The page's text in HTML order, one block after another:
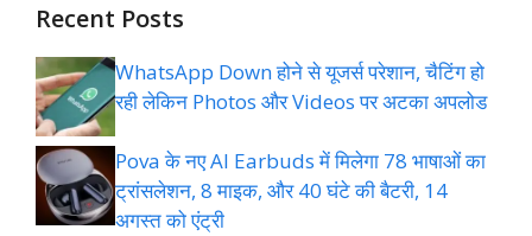
Recent Posts
WhatsApp Down होने से यूजर्स परेशान, चैटिंग हो
रही लेकिन Photos और Videos पर अटका अपलोड
Pova के नए AI Earbuds में मिलेगा 78 भाषाओं का
ट्रांसलेशन, 8 माइक, और 40 घंटे की बैटरी, 14
अगस्त को एंट्री